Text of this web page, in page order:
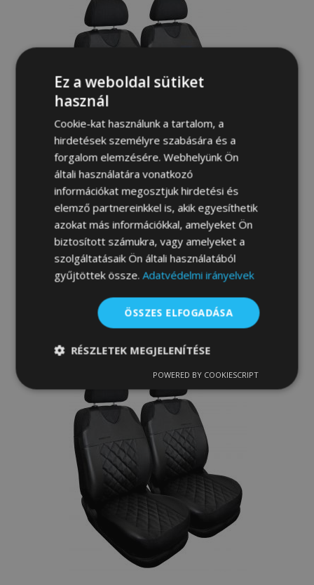
kívánságlistához
Univerzális trikó üléshuzatok öko-bőrből
Perfect Line+ alkalmas ALFA ROMEO
STELVIO-hez, kék, 2 db
15 700,00 Ft
Kosárba
Hozzáadás
a
kívánságlistához
Ez a weboldal sütiket
használ
Cookie-kat használunk a tartalom, a
hirdetések személyre szabására és a
forgalom elemzésére. Webhelyünk Ön
általi használatára vonatkozó
információkat megosztjuk hirdetési és
elemző partnereinkkel is, akik egyesíthetik
azokat más információkkal, amelyeket Ön
biztosított számukra, vagy amelyeket a
szolgáltatásaik Ön általi használatából
gyűjtöttek össze.Adatvédelmi irányelvek
ÖSSZES ELFOGADÁSA
RÉSZLETEK MEGJELENÍTÉSE
Elengedhetetlenül
szükséges
Teljesítmény
Célzás Funkcionalitás
Elengedhetetlenül szükséges
Célzás
Funkcionalitás
POWERED BY COOKIESCRIPT